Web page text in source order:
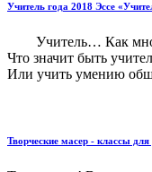
Учитель года 2018 Эссе
Учитель… Как
Что значит быть
Или учить умению
Творческие масер - классы